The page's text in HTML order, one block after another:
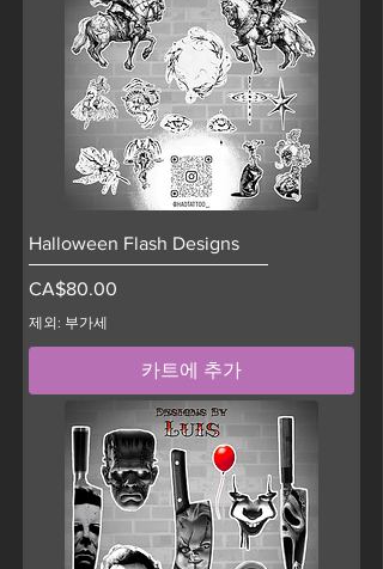
Halloween Flash Designs
가격
CA$80.00
제외: 부가세
카트에 추가